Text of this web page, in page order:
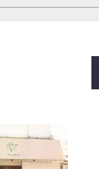
สายนากาโฮริ สึรุมิ